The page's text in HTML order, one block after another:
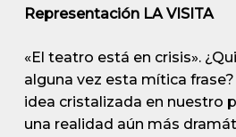
Representación LA VISITA
«El teatro está en crisis».
alguna vez esta mítica
idea cristalizada en nuestro
una realidad aún más